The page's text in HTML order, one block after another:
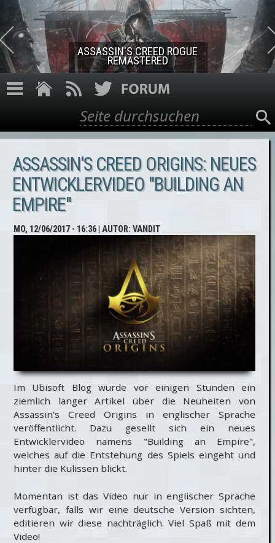
Direkt zum Inhalt
ASSASSIN'S CREED ROGUE
REMASTERED
Suchformular
Suche
ASSASSIN'S CREED ORIGINS: NEUES
ENTWICKLERVIDEO "BUILDING AN
EMPIRE"
MO, 12/06/2017 - 16:36| AUTOR:VANDIT
Im Ubisoft Blog wurde vor einigen Stunden ein
ziemlich langer Artikel über die Neuheiten von
Assassin's Creed Origins in englischer Sprache
veröffentlicht. Dazu gesellt sich ein neues
Entwicklervideo namens "Building an Empire",
welches auf die Entstehung des Spiels eingeht und
hinter die Kulissen blickt.
Momentan ist das Video nur in englischer Sprache
verfügbar, falls wir eine deutsche Version sichten,
editieren wir diese nachträglich. Viel Spaß mit dem
Video!